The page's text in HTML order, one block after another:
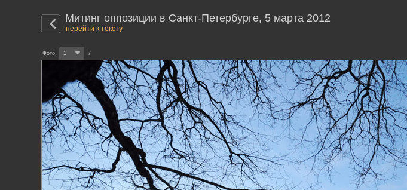
Митинг оппозиции в Санкт-Петербурге, 5 марта 2012
перейти к тексту
Фото 1 7